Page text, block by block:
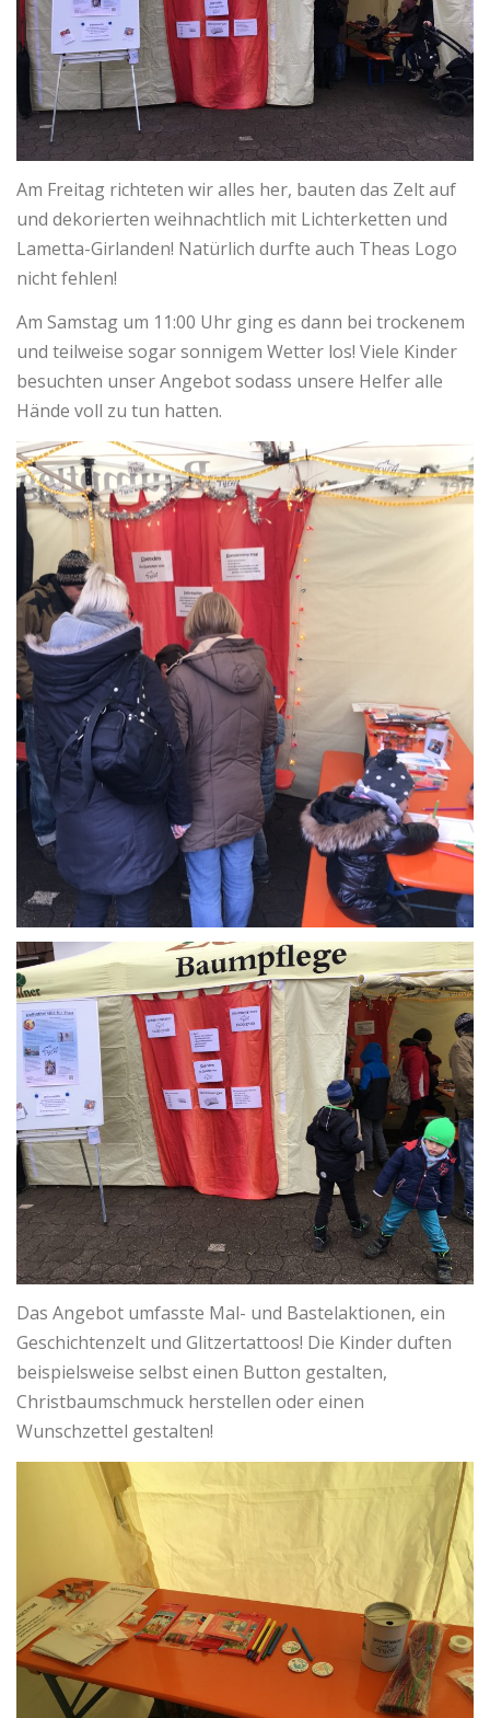
Am Freitag richteten wir alles her, bauten das Zelt auf
und dekorierten weihnachtlich mit Lichterketten und
Lametta-Girlanden! Natürlich durfte auch Theas Logo
nicht fehlen!
Am Samstag um 11:00 Uhr ging es dann bei trockenem
und teilweise sogar sonnigem Wetter los! Viele Kinder
besuchten unser Angebot sodass unsere Helfer alle
Hände voll zu tun hatten.
Das Angebot umfasste Mal- und Bastelaktionen, ein
Geschichtenzelt und Glitzertattoos! Die Kinder duften
beispielsweise selbst einen Button gestalten,
Christbaumschmuck herstellen oder einen
Wunschzettel gestalten!